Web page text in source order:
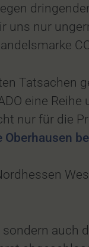
nur
Tatsachen
eine Reihe
nur für die
Oberhausen
auch